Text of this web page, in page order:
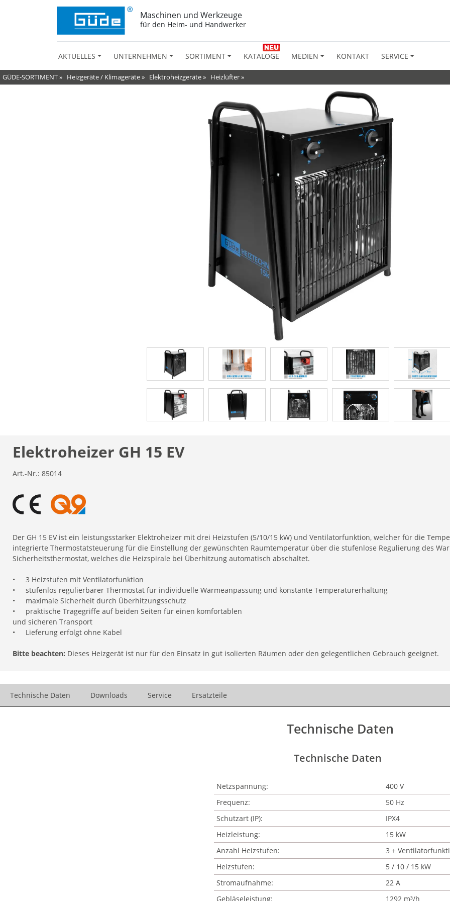
Maschinen und Werkzeuge
für den Heim- und Handwerker
AKTUELLES UNTERNEHMEN SORTIMENT KATALOGE MEDIEN KONTAKT SERVICE
GÜDE-SORTIMENT» Heizgeräte / Klimageräte» Elektroheizgeräte» Heizlüfter»
Elektroheizer GH 15 EV
Art.-Nr.: 85014
Der GH 15 EV ist ein leistungsstarker Elektroheizer mit drei Heizstufen (5/10/15 kW) und Ventilatorfunktion, welcher für die
integrierte Thermostatsteuerung für die Einstellung der gewünschten Raumtemperatur über die stufenlose Regulierung des
Sicherheitsthermostat, welches die Heizspirale bei Überhitzung automatisch abschaltet.
•
3 Heizstufen mit Ventilatorfunktion
•
stufenlos regulierbarer Thermostat für individuelle Wärmeanpassung und konstante Temperaturerhaltung
•
maximale Sicherheit durch Überhitzungsschutz
•
praktische Tragegriffe auf beiden Seiten für einen komfortablen
und sicheren Transport
•
Lieferung erfolgt ohne Kabel
Bitte beachten: Dieses Heizgerät ist nur für den Einsatz in gut isolierten Räumen oder den gelegentlichen Gebrauch geeignet.
Technische Daten Downloads Service Ersatzteile
Technische Daten
Technische Daten
Netzspannung:
400 V
Frequenz:
50 Hz
Schutzart (IP):
IPX4
Heizleistung:
15 kW
Anzahl Heizstufen:
3 +
Heizstufen:
5 / 10 / 15 kW
Stromaufnahme:
22 A
Gebläseleistung:
1292 m³/h